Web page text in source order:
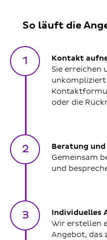
So läuft die
1
Kontakt
Sie erreichen
oder die
2
Beratung und
Gemeinsam
und
3
Individuelles
Wir erstellen
Angebot, das